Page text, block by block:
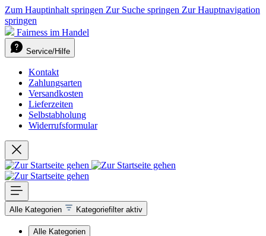
Zum Hauptinhalt springen Zur Suche springen Zur Hauptnavigation
springen
Fairness im Handel
Service/Hilfe
Kontakt
Zahlungsarten
Versandkosten
Lieferzeiten
Selbstabholung
Widerrufsformular
Alle Kategorien Kategoriefilter aktiv
Alle Kategorien